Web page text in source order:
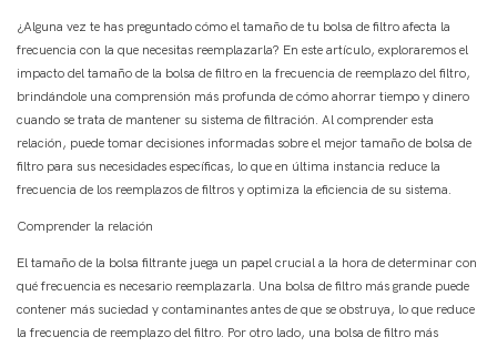
¿Alguna vez te has preguntado cómo el tamaño de tu bolsa de filtro afecta la
frecuencia con la que necesitas reemplazarla? En este artículo, exploraremos el
impacto del tamaño de la bolsa de filtro en la frecuencia de reemplazo del filtro,
brindándole una comprensión más profunda de cómo ahorrar tiempo y dinero
cuando se trata de mantener su sistema de filtración. Al comprender esta
relación, puede tomar decisiones informadas sobre el mejor tamaño de bolsa de
filtro para sus necesidades específicas, lo que en última instancia reduce la
frecuencia de los reemplazos de filtros y optimiza la eficiencia de su sistema.
Comprender la relación
El tamaño de la bolsa filtrante juega un papel crucial a la hora de determinar con
qué frecuencia es necesario reemplazarla. Una bolsa de filtro más grande puede
contener más suciedad y contaminantes antes de que se obstruya, lo que reduce
la frecuencia de reemplazo del filtro. Por otro lado, una bolsa de filtro más